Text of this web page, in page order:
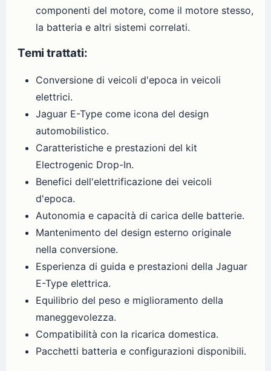
componenti del motore, come il motore stesso,
la batteria e altri sistemi correlati.
Temi trattati:
Conversione di veicoli d'epoca in veicoli
elettrici.
Jaguar E-Type come icona del design
automobilistico.
Caratteristiche e prestazioni del kit
Electrogenic Drop-In.
Benefici dell'elettrificazione dei veicoli
d'epoca.
Autonomia e capacità di carica delle batterie.
Mantenimento del design esterno originale
nella conversione.
Esperienza di guida e prestazioni della Jaguar
E-Type elettrica.
Equilibrio del peso e miglioramento della
maneggevolezza.
Compatibilità con la ricarica domestica.
Pacchetti batteria e configurazioni disponibili.